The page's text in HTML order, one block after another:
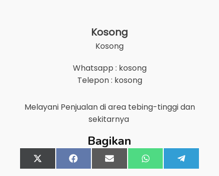
Kosong
Kosong
Whatsapp : kosong
Telepon : kosong
Melayani Penjualan di area tebing-tinggidan
sekitarnya
Bagikan
Share
on
X
(Twitter)
Share
on
FacebookShare
on
Email Share
on
WhatsApp
on